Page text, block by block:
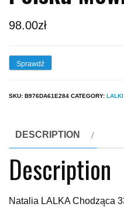
98.00zł
Sprawdź
SKU: B976DA61E284 CATEGORY: LALKI
DESCRIPTION
Description
Natalia LALKA Chodząca